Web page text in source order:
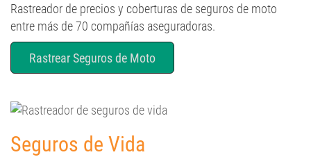
Rastreador de precios y coberturas de seguros de moto
entre más de 70 compañías aseguradoras.
Rastrear Seguros de Moto
Seguros de Vida